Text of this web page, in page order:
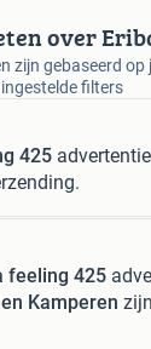
over
zijn gebaseerd op
ingestelde filters
425
feeling 425
Kamperen